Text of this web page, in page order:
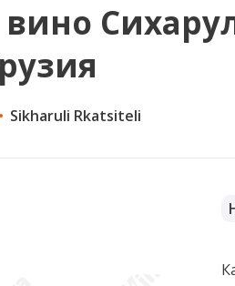
Sikharuli Rkatsiteli